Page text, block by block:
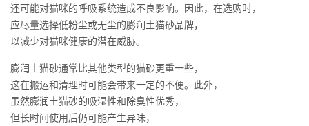
还可能对猫咪的呼吸系统造成不良影响。因此，在选购时，
应尽量选择低粉尘或无尘的膨润土猫砂品牌，
以减少对猫咪健康的潜在威胁。
膨润土猫砂通常比其他类型的猫砂更重一些，
这在搬运和清理时可能会带来一定的不便。此外，
虽然膨润土猫砂的吸湿性和除臭性优秀，
但长时间使用后仍可能产生异味，